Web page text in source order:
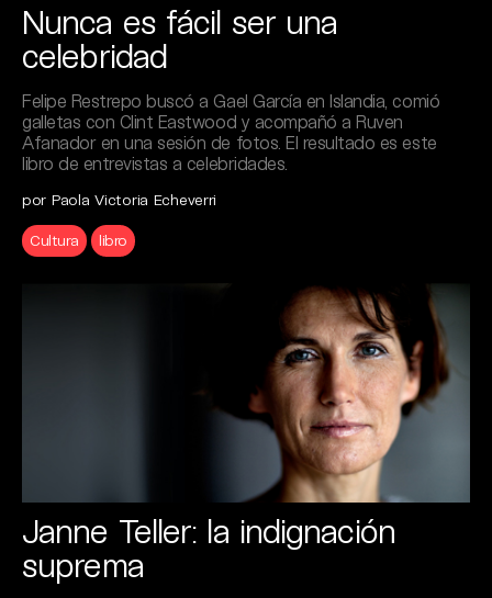
Nunca es fácil ser una
celebridad
Felipe Restrepo buscó a Gael García en Islandia, comió
galletas con Clint Eastwood y acompañó a Ruven
Afanador en una sesión de fotos. El resultado es este
libro de entrevistas a celebridades.
por Paola Victoria Echeverri
Cultura libro
Janne Teller: la indignación
suprema